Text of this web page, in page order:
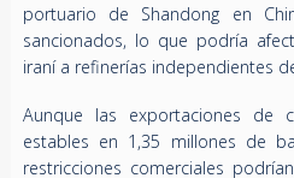
portuario de Shandong en
sancionados, lo que podría
iraní a refinerías independientes
Aunque las exportaciones de
estables en 1,35 millones de
restricciones comerciales